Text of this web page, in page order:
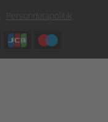
Persondatapolitik